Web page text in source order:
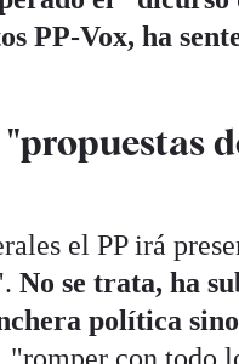
PP-Vox, ha
el PP irá
No se trata, ha
política
, "romper con todo